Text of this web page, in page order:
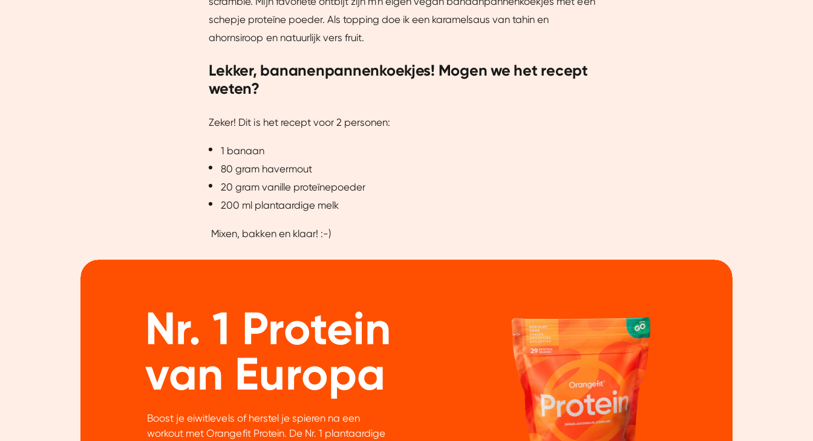
schepje proteïne poeder. Als topping doe ik een karamelsaus van tahin en
ahornsiroop en natuurlijk vers fruit.
Lekker, bananenpannenkoekjes! Mogen we het recept
weten?
Zeker! Dit is het recept voor 2 personen:
1 banaan
80 gram havermout
20 gram vanille proteïnepoeder
200 ml plantaardige melk
Mixen, bakken en klaar! :-)
Nr. 1 Protein
van Europa
Boost je eiwitlevels of herstel je spieren na een
workout met Orangefit Protein. De Nr. 1 plantaardige